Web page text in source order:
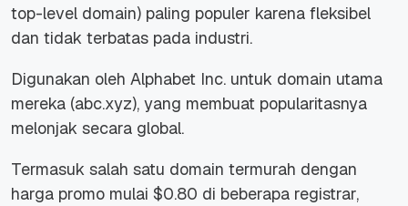
top-level domain) paling populer karena fleksibel
dan tidak terbatas pada industri.
Digunakan oleh Alphabet Inc. untuk domain utama
mereka (abc.xyz), yang membuat popularitasnya
melonjak secara global.
Termasuk salah satu domain termurah dengan
harga promo mulai $0.80 di beberapa registrar,